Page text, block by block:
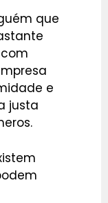
que
e
justa